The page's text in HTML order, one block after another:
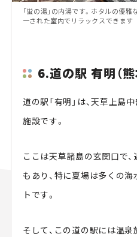
「蛍の湯」の内湯です。ホタルの優
一された室内でリラックスできます
6.道の駅 有明（
道の駅「有明」は、天草上島
施設です。
ここは天草諸島の玄関口で、
もあり、特に夏場は多くの
トです。
そして、この道の駅には温泉